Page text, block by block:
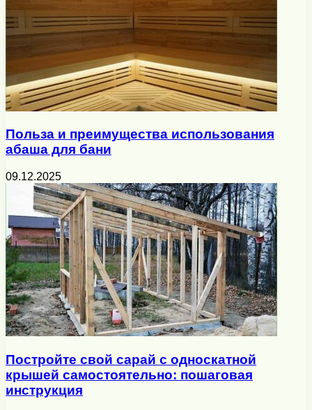
Польза и преимущества использования
абаша для бани
09.12.2025
Постройте свой сарай с односкатной
крышей самостоятельно: пошаговая
инструкция